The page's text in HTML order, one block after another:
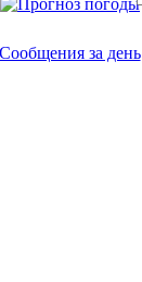
Сообщения за день